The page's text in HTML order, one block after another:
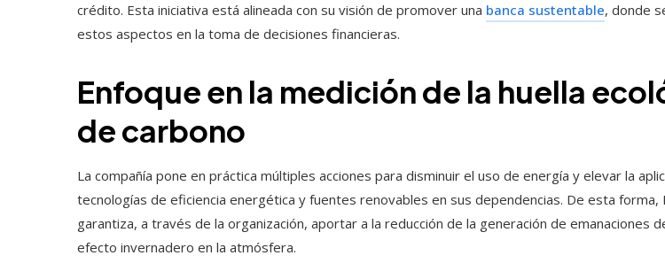
crédito. Esta iniciativa está alineada con su visión de promover una banca sustentable, donde
estos aspectos en la toma de decisiones financieras.
Enfoque en la medición de la huella
de carbono
La compañía pone en práctica múltiples acciones para disminuir el uso de energía y elevar la
tecnologías de eficiencia energética y fuentes renovables en sus dependencias. De esta forma,
garantiza, a través de la organización, aportar a la reducción de la generación de emanaciones
efecto invernadero en la atmósfera.